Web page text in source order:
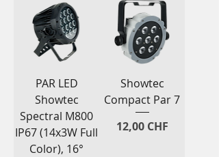
PAR LED
Showtec
Spectral M800
IP67 (14x3W Full
Color), 16°
Showtec
Compact Par 7
Prix
12,00 CHF